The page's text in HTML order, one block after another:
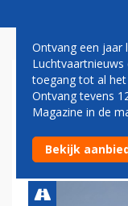
Ontvang een jaar
toegang tot al het
Ontvang tevens
Magazine in de
Bekijk